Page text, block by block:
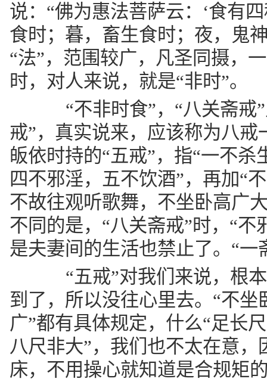
说：“佛为惠法菩萨云：‘食有
食时；暮，畜生食时；夜，鬼
“法”，范围较广，凡圣同摄，
时，对人来说，就是“非时”。
“不非时食”，“八关斋戒”
戒”，真实说来，应该称为八戒
皈依时持的“五戒”，指“一不
四不邪淫，五不饮酒”，再加“
不故往观听歌舞，不坐卧高广
不同的是，“八关斋戒”时，“不
是夫妻间的生活也禁止了。“一
“五戒”对我们来说，根本
到了，所以没往心里去。“不坐
广”都有具体规定，什么“足长
八尺非大”，我们也不太在意
床，不用操心就知道是合规矩